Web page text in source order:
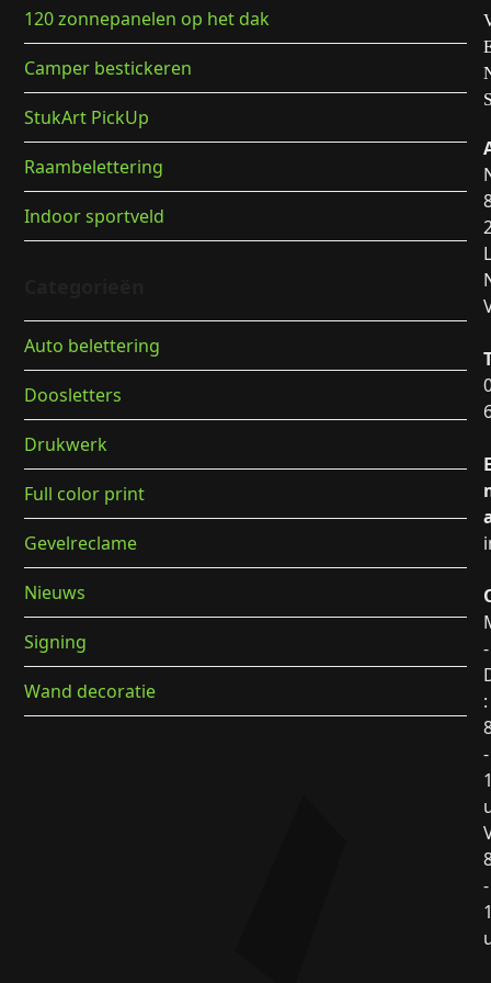
120 zonnepanelen op het dak
Camper bestickeren
StukArt PickUp
Raambelettering
Indoor sportveld
Auto belettering
Doosletters
Drukwerk
Full color print
Gevelreclame
Nieuws
Signing
Wand decoratie
-
:
-
-